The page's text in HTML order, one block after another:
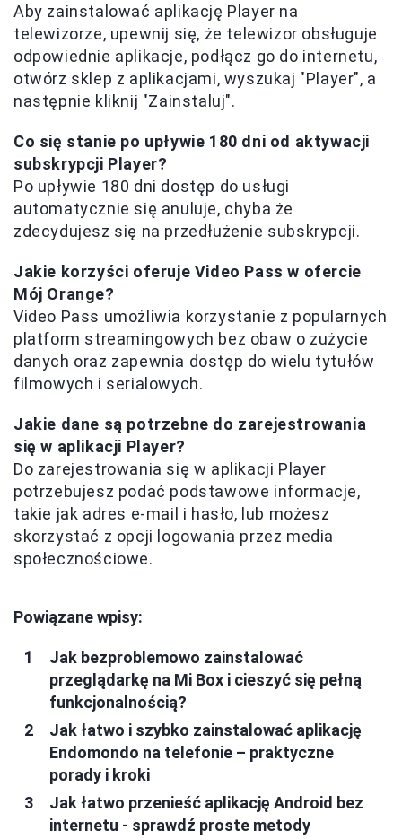
Aby zainstalować aplikację Player na
telewizorze, upewnij się, że telewizor obsługuje
odpowiednie aplikacje, podłącz go do internetu,
otwórz sklep z aplikacjami, wyszukaj "Player", a
następnie kliknij "Zainstaluj".
Co się stanie po upływie 180 dni od aktywacji
subskrypcji Player?
Po upływie 180 dni dostęp do usługi
automatycznie się anuluje, chyba że
zdecydujesz się na przedłużenie subskrypcji.
Jakie korzyści oferuje Video Pass w ofercie
Mój Orange?
Video Pass umożliwia korzystanie z popularnych
platform streamingowych bez obaw o zużycie
danych oraz zapewnia dostęp do wielu tytułów
filmowych i serialowych.
Jakie dane są potrzebne do zarejestrowania
się w aplikacji Player?
Do zarejestrowania się w aplikacji Player
potrzebujesz podać podstawowe informacje,
takie jak adres e-mail i hasło, lub możesz
skorzystać z opcji logowania przez media
społecznościowe.
Powiązane wpisy:
Jak bezproblemowo zainstalować
przeglądarkę na Mi Box i cieszyć się pełną
funkcjonalnością?
Jak łatwo i szybko zainstalować aplikację
Endomondo na telefonie – praktyczne
porady i kroki
Jak łatwo przenieść aplikację Android bez
internetu - sprawdź proste metody